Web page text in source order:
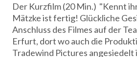
Der Kurzfilm (20 Min.) "Kennt
Mätzke ist fertig! Glückliche
Anschluss des Filmes auf der
Erfurt, dort wo auch die
Tradewind Pictures angesiedelt